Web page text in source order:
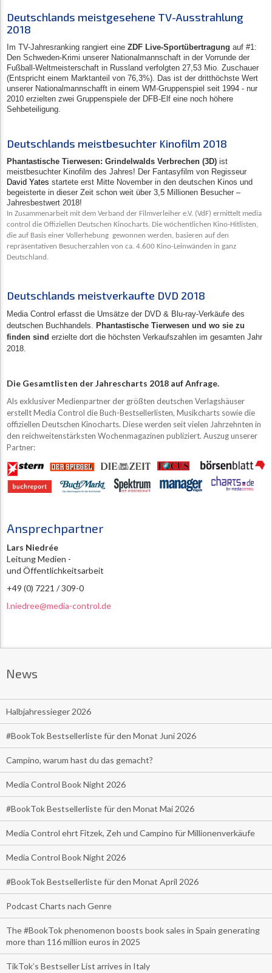
Deutschlands meistgesehene TV-Ausstrahlung
2018
Im TV-Jahresranking rangiert eine ZDF Live-Sportübertragung auf #1:
Den Schweden-Krimi unserer Nationalmannschaft in der Vorrunde der
Fußball-Weltmeisterschaft in Russland verfolgten 27,53 Mio. Zuschauer
(Entspricht einem Marktanteil von 76,3%). Das ist der dritthöchste Wert
unserer Nationalmannschafft in einem WM-Gruppenspiel seit 1994 - nur
2010 erzielten zwei Gruppenspiele der DFB-Elf eine noch höhere
Sehbeteiligung.
Deutschlands meistbesuchter Kinofilm 2018
Phantastische Tierwesen: Grindelwalds Verbrechen (3D) ist
meistbesuchter Kinofilm des Jahres! Der Fantasyfilm von Regisseur
David Yates startete erst Mitte November in den deutschen Kinos und
begeisterte in dieser Zeit schon weit über 3,5 Millionen Besucher –
Jahresbestwert 2018!
In Zusammenarbeit mit dem Verband der Filmverleiher e.V. (VdF) ermittelt media
control die Offiziellen Deutschen Kinocharts. Die wöchentlichen Kino-Hitlisten,
die auf Basis einer Vollerhebung gewonnen werden, basieren auf den
repräsentativen Besucherzahlen von ca. 4.600 Kino-Leinwänden in ganz
Deutschland.
Deutschlands meistverkaufte DVD 2018
Media Control erfasst die Umsätze der DVD & Blu-ray-Verkäufe des
deutschen Buchhandels. Phantastische Tierwesen und wo sie zu
finden sind erzielte dort die höchsten Verkaufszahlen im gesamten Jahr
2018.
Die Gesamtlisten der Jahrescharts 2018 auf Anfrage.
Als exklusiver Medienpartner der größten deutschen Verlagshäuser
erstellt Media Control die Buch-Bestsellerlisten, Musikcharts sowie die
offiziellen Deutschen Kinocharts. Diese werden seit vielen Jahrzehnten in
den reichweitenstärksten Wochenmagazinen publiziert. Auszug unserer
Partner:
Ansprechpartner
Lars Niedrée
Leitung Medien -
und Öffentlichkeitsarbeit
+49 (0) 7221 / 309-0
l.niedree@media-control.de
News
Halbjahressieger 2026
#BookTok Bestsellerliste für den Monat Juni 2026
Campino, warum hast du das gemacht?
Media Control Book Night 2026
#BookTok Bestsellerliste für den Monat Mai 2026
Media Control ehrt Fitzek, Zeh und Campino für Millionenverkäufe
Media Control Book Night 2026
#BookTok Bestsellerliste für den Monat April 2026
Podcast Charts nach Genre
The #BookTok phenomenon boosts book sales in Spain generating
more than 116 million euros in 2025
TikTok’s Bestseller List arrives in Italy